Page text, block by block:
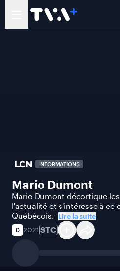
INFORMATIONS
Mario Dumont
Mario Dumont décortique
l'actualité et s'intéresse à ce
Québécois. Lire la suite
2021 STC